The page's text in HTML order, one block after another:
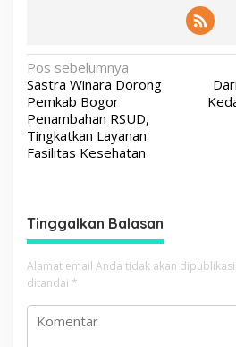
N
a
v
i
s
i
p
o
s
Pos sebelumnya
Sastra Winara Dorong
Pemkab Bogor
Penambahan RSUD,
Tingkatkan Layanan
Fasilitas Kesehatan
Tinggalkan Balasan
Alamat email Anda tidak akan
ditandai *